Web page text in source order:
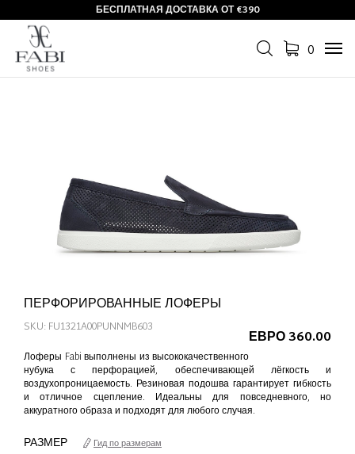
БЕСПЛАТНАЯ ДОСТАВКА ОТ €390
0
ПЕРФОРИРОВАННЫЕ ЛОФЕРЫ
ЕВРО 360.00
SKU: FU1321A00PUNNMB603
Лоферы Fabi выполнены из высококачественного
нубука с перфорацией, обеспечивающей лёгкость и
воздухопроницаемость. Резиновая подошва гарантирует гибкость
и отличное сцепление. Идеальны для повседневного, но
аккуратного образа и подходят для любого случая.
РАЗМЕР Гид по размерам